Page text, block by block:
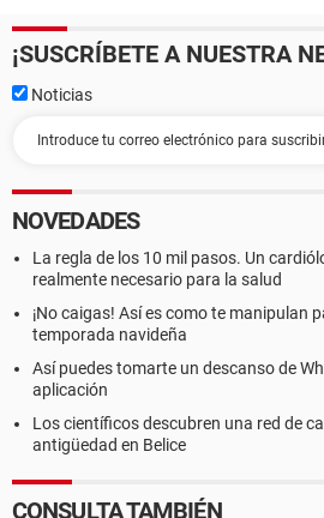
¡SUSCRÍBETE A NUESTRA
Noticias
NOVEDADES
La regla de los 10 mil pasos. Un
realmente necesario para la salud
¡No caigas! Así es como te manipulan
temporada navideña
Así puedes tomarte un descanso de
aplicación
Los científicos descubren una red de
antigüedad en Belice
CONSULTA TAMBIÉN